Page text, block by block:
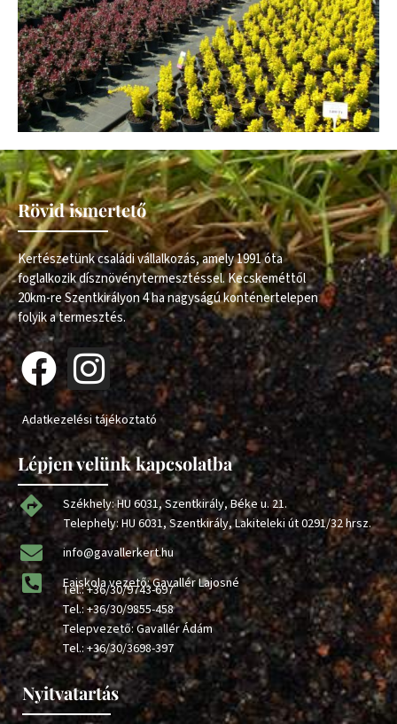
Rövid ismertető
Kertészetünk családi vállalkozás, amely 1991 óta
foglalkozik dísznövénytermesztéssel. Kecskeméttől
20km-re Szentkirályon 4 ha nagyságú konténertelepen
folyik a termesztés.
Adatkezelési tájékoztató
Lépjen velünk kapcsolatba
Székhely: HU 6031, Szentkirály, Béke u. 21.
Telephely: HU 6031, Szentkirály, Lakiteleki út 0291/32 hrsz.
info@gavallerkert.hu
Faiskola vezető: Gavallér Lajosné
Tel.:+36/30/9743-697
Tel.:+36/30/9855-458
Telepvezető: Gavallér Ádám
Tel.:+36/30/3698-397
Nyitvatartás